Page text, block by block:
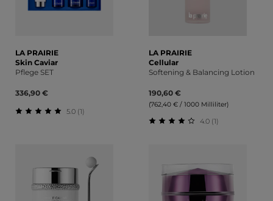
LA PRAIRIE
Skin Caviar
Pflege SET
336,90 €
Durchschnittliche Bewertung von 5 von 5 Sternen
5.0 (1)
LA PRAIRIE
Cellular
Softening & Balancing Lotion
190,60 €
(762,40 € / 1000 Milliliter)
4.0 (1)